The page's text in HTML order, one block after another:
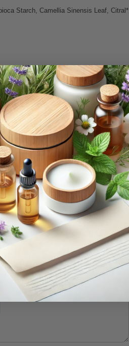
Starch, Camellia Sinensis Leaf,
i stanie ostrym, choroby naczyń
żołądkiem.
Zadaj pytanie
5/5